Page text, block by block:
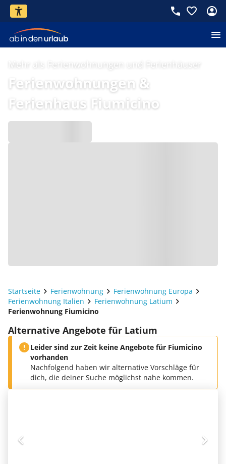
Mehr als Ferienwohnungen und Ferienhäuser
Ferienwohnungen &
Ferienhaus Fiumicino
Startseite Ferienwohnung
Ferienwohnung Europa
Ferienwohnung Italien
Ferienwohnung Latium
Ferienwohnung Fiumicino
Alternative Angebote für Latium
Leider sind zur Zeit keine Angebote für Fiumicino
vorhanden
Nachfolgend haben wir alternative Vorschläge für
dich, die deiner Suche möglichst nahe kommen.